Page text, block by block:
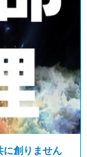
に創りません